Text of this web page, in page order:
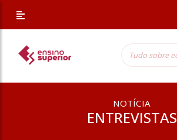
NOTÍCIA
ENTREVISTAS